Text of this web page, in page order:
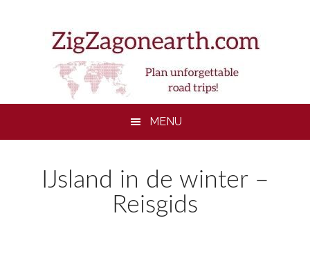
MENU
IJsland in de winter –
Reisgids